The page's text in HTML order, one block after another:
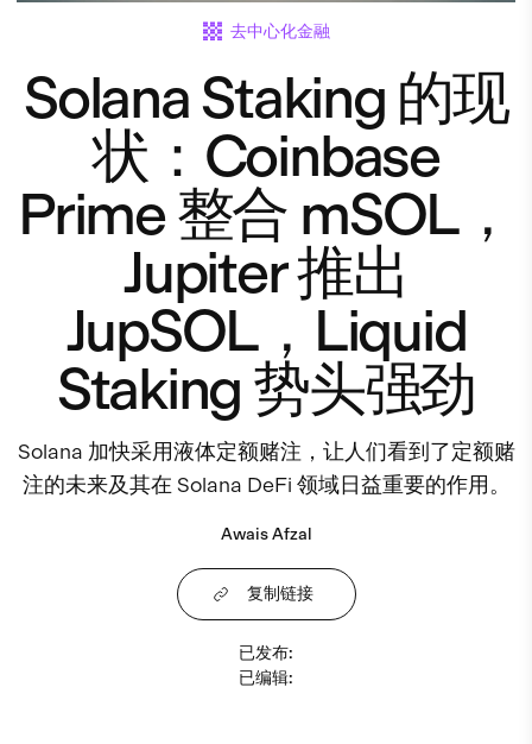
去中心化金融
Solana Staking 的现
状：Coinbase
Prime 整合 mSOL，
Jupiter 推出
JupSOL，Liquid
Staking 势头强劲
Solana 加快采用液体定额赌注，让人们看到了定额赌
注的未来及其在 Solana DeFi 领域日益重要的作用。
Awais Afzal
复制链接
已发布:
已编辑: